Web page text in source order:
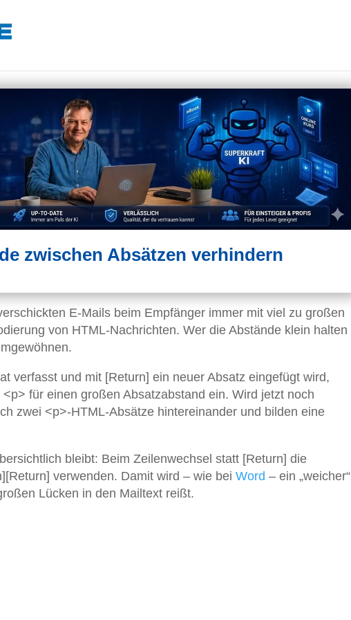
zwischen Absätzen verhindern
E-Mails beim Empfänger immer mit viel zu großen
von HTML-Nachrichten. Wer die Abstände klein halten
verfasst und mit [Return] ein neuer Absatz eingefügt wird,
für einen großen Absatzabstand ein. Wird jetzt noch
zwei <p>-HTML-Absätze hintereinander und bilden eine
bleibt: Beim Zeilenwechsel statt [Return] die
verwenden. Damit wird – wie bei Word – ein „weicher“
Lücken in den Mailtext reißt.